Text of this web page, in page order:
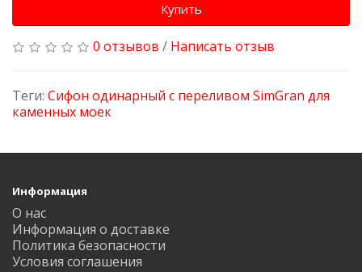
Купить
0 отзывов / Написать отзыв
Теги: Сифон одинарный с переливом SimGran для
каменных моек
Информация
О нас
Информация о доставке
Политика безопасности
Условия соглашения